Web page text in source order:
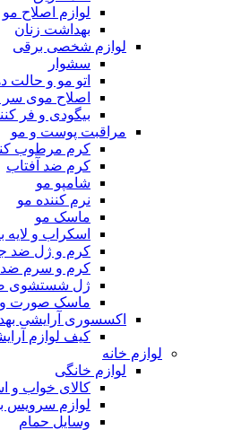
لوازم اصلاح مو
بهداشت زنان
لوازم شخصی برقی
سشوار
اتو مو و حالت
اصلاح موی
بیگودی و فر
مراقبت پوست و مو
کرم مرطوب
کرم ضد آفتاب
شامپو مو
نرم کننده مو
ماسک مو
اسکراب و لایه
کرم و ژل ضد
کرم و سرم
ژل شستشوی
ماسک صورت و
اکسسوری آرایشی
کیف لوازم
لوازم خانه
لوازم خانگی
کالای خواب و
لوازم سرویس
وسایل حمام